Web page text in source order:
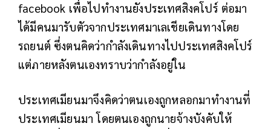
facebook เพื่อไปทำงานยังประเทศสิงคโปร์ ต่อมา
ได้มีคนมารับตัวจากประเทศมาเลเชียเดินทางโดย
รถยนต์ ซึ่งตนคิดว่ากำลังเดินทางไปประเทศสิงคโปร์
แต่ภายหลังตนเองทราบว่ากำลังอยู่ใน
ประเทศเมียนมาจึงคิดว่าตนเองถูกหลอกมาทำงานที่
ประเทศเมียนมา โดยตนเองถูกนายจ้างบังคับให้